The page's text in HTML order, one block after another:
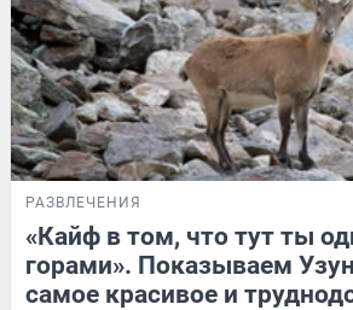
РАЗВЛЕЧЕНИЯ
«Кайф в том, что тут ты
горами». Показываем
самое красивое и